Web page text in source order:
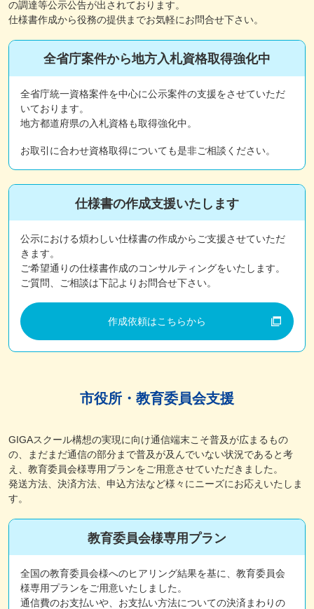
の調達等公示公告が出されております。
仕様書作成から役務の提供までお気軽にお問合せ下さい。
全省庁案件から地方入札資格取得強化中
全省庁統一資格案件を中心に公示案件の支援をさせていただ
いております。
地方都道府県の入札資格も取得強化中。
お取引に合わせ資格取得についても是非ご相談ください。
仕様書の作成支援いたします
公示における煩わしい仕様書の作成からご支援させていただ
きます。
ご希望通りの仕様書作成のコンサルティングをいたします。
ご質問、ご相談は下記よりお問合せ下さい。
作成依頼はこちらから
市役所・教育委員会支援
GIGAスクール構想の実現に向け通信端末こそ普及が広まるもの
の、まだまだ通信の部分まで普及が及んでいない状況であると考
え、教育委員会様専用プランをご用意させていただきました。
発送方法、決済方法、申込方法など様々にニーズにお応えいたしま
す。
教育委員会様専用プラン
全国の教育委員会様へのヒアリング結果を基に、教育委員会
様専用プランをご用意いたしました。
通信費のお支払いや、お支払い方法についての決済まわりの